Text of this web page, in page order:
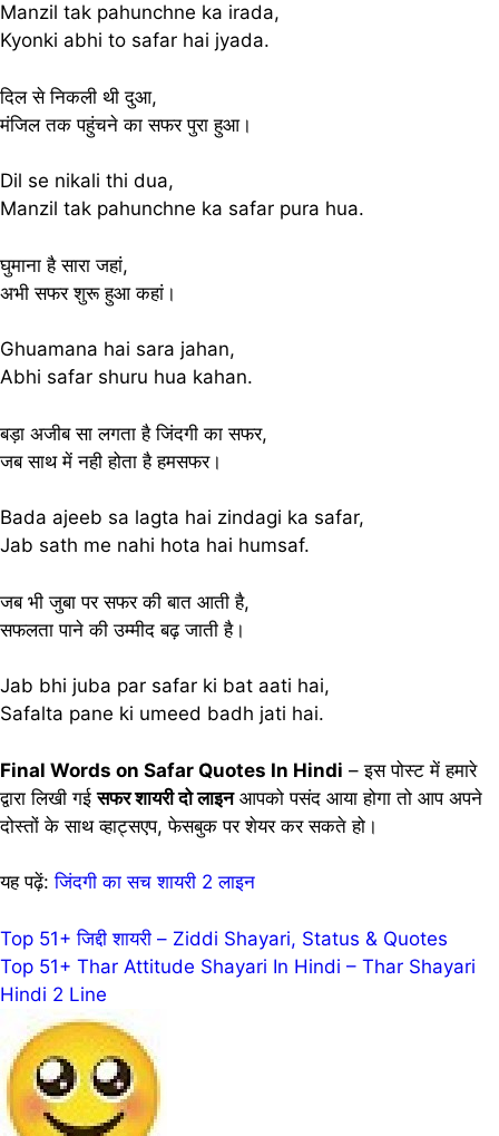
Manzil tak pahunchne ka irada,
Kyonki abhi to safar hai jyada.
दिल से निकली थी दुआ,
मंजिल तक पहुंचने का सफर पुरा हुआ।
Dil se nikali thi dua,
Manzil tak pahunchne ka safar pura hua.
घुमाना है सारा जहां,
अभी सफर शुरू हुआ कहां।
Ghuamana hai sara jahan,
Abhi safar shuru hua kahan.
बड़ा अजीब सा लगता है जिंदगी का सफर,
जब साथ में नही होता है हमसफर।
Bada ajeeb sa lagta hai zindagi ka safar,
Jab sath me nahi hota hai humsaf.
जब भी जुबा पर सफर की बात आती है,
सफलता पाने की उम्मीद बढ़ जाती है।
Jab bhi juba par safar ki bat aati hai,
Safalta pane ki umeed badh jati hai.
Final Words on Safar Quotes In Hindi – इस पोस्ट में हमारे
द्वारा लिखी गईसफर शायरी दो लाइनआपको पसंद आया होगा तो आप अपने
दोस्तों के साथ व्हाट्सएप, फेसबुक पर शेयर कर सकते हो।
यह पढ़ें:जिंदगी का सच शायरी 2 लाइन
Post
navigation
Top 51+ जिद्दी शायरी – Ziddi Shayari, Status & Quotes
Top 51+ Thar Attitude Shayari In Hindi – Thar Shayari
Hindi 2 Line